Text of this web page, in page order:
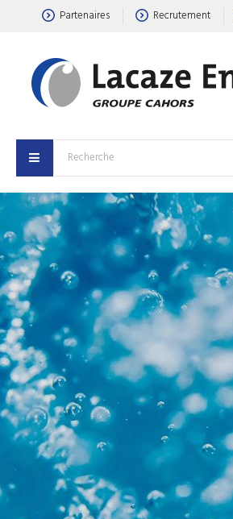
Partenaires Recrutement